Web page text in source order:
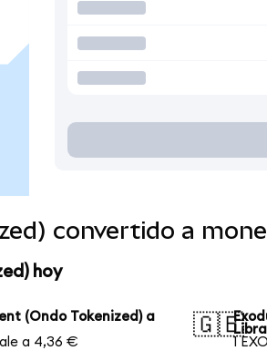
convertido a
hoy
(Ondo Tokenized) a
a 4,36 €
🇬🇧
1